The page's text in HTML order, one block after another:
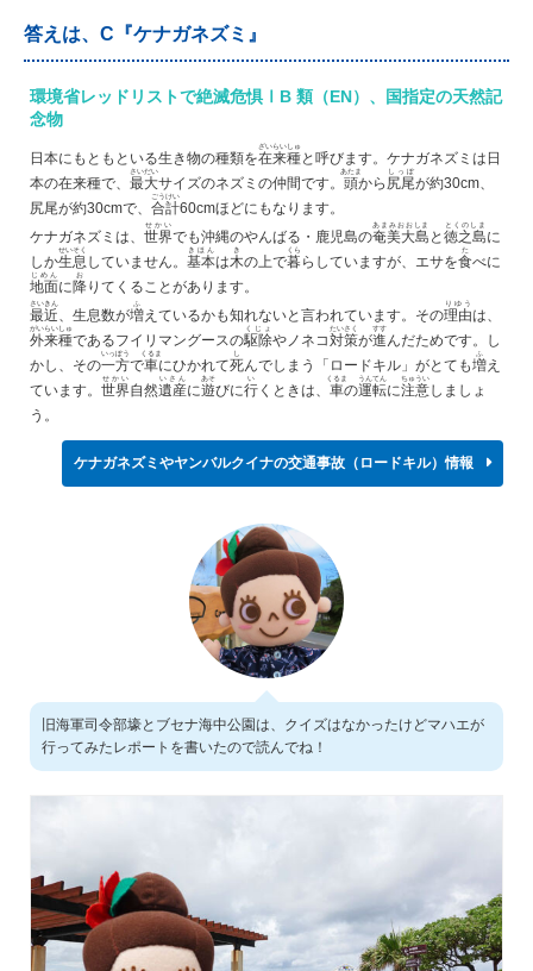
答えは、C『ケナガネズミ』
環境省レッドリストで絶滅危惧ⅠB 類（EN）、国指定の天然記
念物
日本にもともといる生き物の種類を在来種
ざいらいしゅ
と呼びます。ケナガネズミは日
本の在来種で、 最大
さいだい
サイズのネズミの仲間です。 頭
あたま
から 尻尾
しっぽ
が約30cm、
尻尾が約30cmで、 合計
ごうけい
60cmほどにもなります。
ケナガネズミは、 世界
せかい
でも沖縄のやんばる・鹿児島の奄美大島
あまみおおしま
と 徳之島
とくのしま
に
しか生息
せいそく
していません。 基本
きほん
は木
き
の上で暮
くら
らしていますが、エサを食
た
べに
地面
じめん
に降
お
りてくることがあります。
最近
さいきん
、生息数が増
ふ
えているかも知れないと言われています。その理由
りゆう
は、
外来種
がいらいしゅ
であるフイリマングースの駆除
くじょ
やノネコ対策
たいさく
が進
すす
んだためです。し
かし、その一方
いっぽう
で車
くるま
にひかれて死
し
んでしまう「ロードキル」がとても増
ふ
え
ています。 世界
せかい
自然遺産
いさん
に遊
あそ
びに行
い
くときは、 車
くるま
の運転
うんてん
に注意
ちゅうい
しましょ
う。
ケナガネズミやヤンバルクイナの交通事故（ロードキル）情報
旧海軍司令部壕とブセナ海中公園は、クイズはなかったけどマハエが
行ってみたレポートを書いたので読んでね！